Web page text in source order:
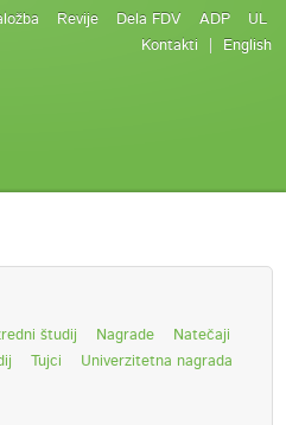
Revije Dela FDV ADP
UL
Kontakti
English
študij Nagrade
Natečaji
Tujci
Univerzitetna nagrada